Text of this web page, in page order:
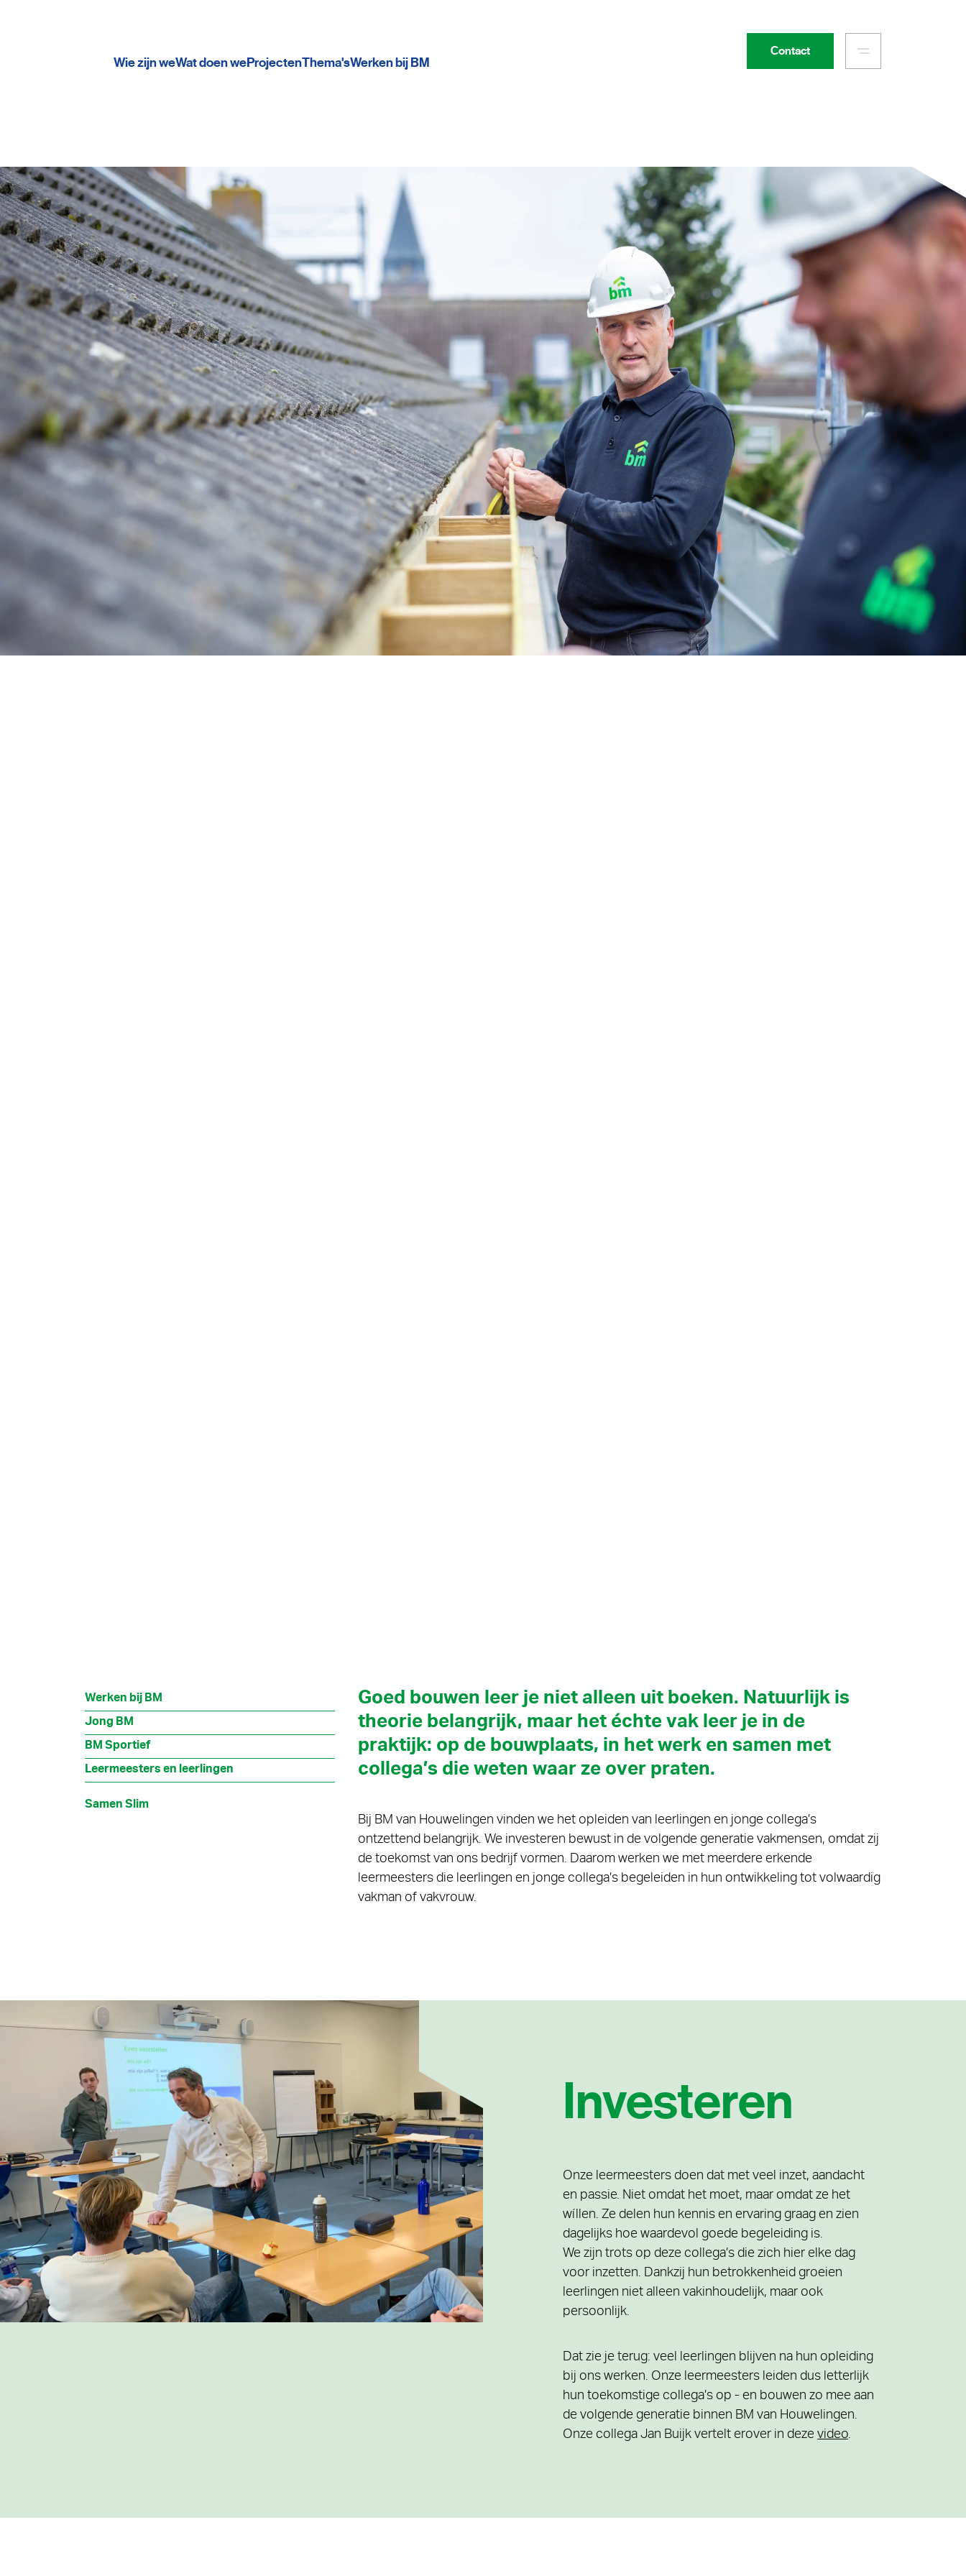
Wie zijn weWat doen weProjectenThema'sWerken bij BM
Contact
Werken bij BM
Jong BM
BM Sportief
Leermeesters en leerlingen
Samen Slim
Goed bouwen leer je niet alleen uit boeken. Natuurlijk is
theorie belangrijk, maar het échte vak leer je in de
praktijk: op de bouwplaats, in het werk en samen met
collega’s die weten waar ze over praten.
Bij BM van Houwelingen vinden we het opleiden van leerlingen en jonge collega’s
ontzettend belangrijk. We investeren bewust in de volgende generatie vakmensen, omdat zij
de toekomst van ons bedrijf vormen. Daarom werken we met meerdere erkende
leermeesters die leerlingen en jonge collega’s begeleiden in hun ontwikkeling tot volwaardig
vakman of vakvrouw.
Investeren
Onze leermeesters doen dat met veel inzet, aandacht
en passie. Niet omdat het moet, maar omdat ze het
wíllen. Ze delen hun kennis en ervaring graag en zien
dagelijks hoe waardevol goede begeleiding is.
We zijn trots op deze collega’s die zich hier elke dag
voor inzetten. Dankzij hun betrokkenheid groeien
leerlingen niet alleen vakinhoudelijk, maar ook
persoonlijk.
Dat zie je terug: veel leerlingen blijven na hun opleiding
bij ons werken. Onze leermeesters leiden dus letterlijk
hun toekomstige collega’s op - en bouwen zo mee aan
de volgende generatie binnen BM van Houwelingen.
Onze collega Jan Buijk vertelt erover in dezevideo.